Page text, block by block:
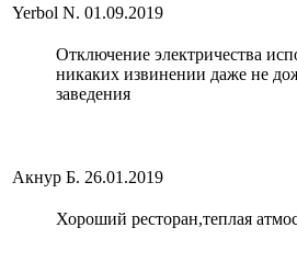
Yerbol N. 01.09.2019
Отключение электричества
никаких извинении даже не
заведения
Акнур Б. 26.01.2019
Хороший ресторан,теплая